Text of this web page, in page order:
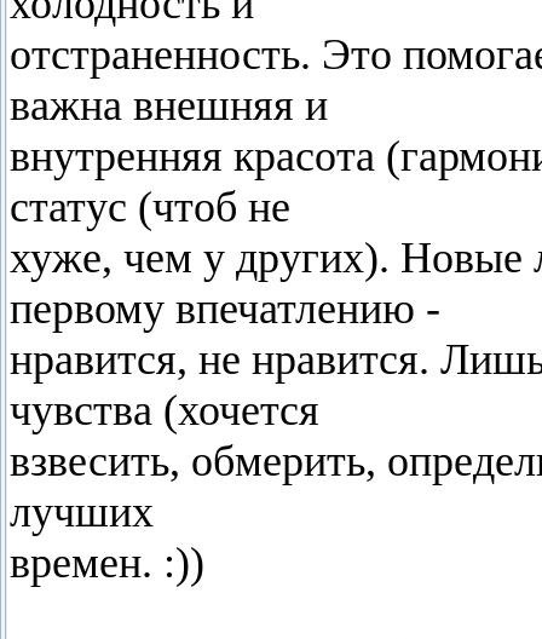
отстраненность. Это
важна внешняя и
внутренняя красота
статус (чтоб не
хуже, чем у других).
первому впечатлению -
нравится, не нравится.
чувства (хочется
взвесить, обмерить,
лучших
времен. :))